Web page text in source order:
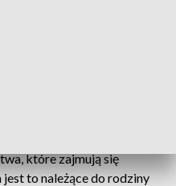
które zajmują się
to należące do rodziny